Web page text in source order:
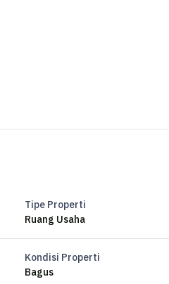
Tipe Properti
Ruang Usaha
Kondisi Properti
Bagus